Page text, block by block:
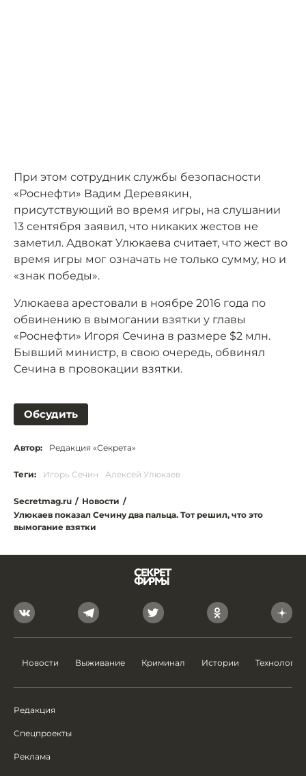
При этом сотрудник службы безопасности
«Роснефти» Вадим Деревякин,
присутствующий во время игры, на слушании
13 сентября заявил, что никаких жестов не
заметил. Адвокат Улюкаева считает, что жест во
время игры мог означать не только сумму, но и
«знак победы».
Улюкаева арестовали в ноябре 2016 года по
обвинению в вымогании взятки у главы
«Роснефти» Игоря Сечина в размере $2 млн.
Бывший министр, в свою очередь, обвинял
Сечина в провокации взятки.
Обсудить
Автор: Редакция «Секрета»
Теги: Игорь Сечин Алексей Улюкаев
Secretmag.ru / Новости /
Улюкаев показал Сечину два пальца. Тот решил, что это
вымогание взятки
Новости Выживание Криминал Истории Технологии
Редакция
Спецпроекты
Реклама